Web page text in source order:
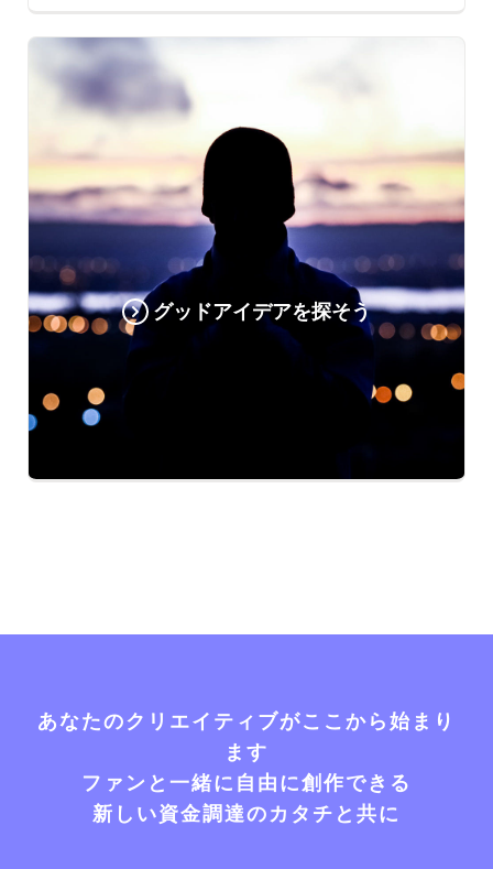
グッドアイデアを探そう
あなたのクリエイティブがここから始まり
ます
ファンと一緒に自由に創作できる
新しい資金調達のカタチと共に